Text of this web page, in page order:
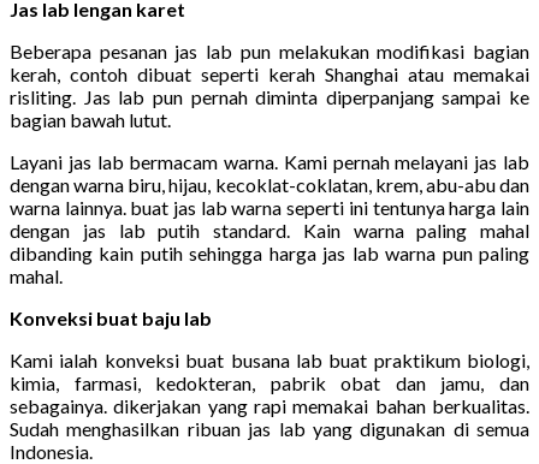
Jas lab lengan karet
Beberapa pesanan jas lab pun melakukan modifikasi bagian
kerah, contoh dibuat seperti kerah Shanghai atau memakai
risliting. Jas lab pun pernah diminta diperpanjang sampai ke
bagian bawah lutut.
Layani jas lab bermacam warna. Kami pernah melayani jas lab
dengan warna biru, hijau, kecoklat-coklatan, krem, abu-abu dan
warna lainnya. buat jas lab warna seperti ini tentunya harga lain
dengan jas lab putih standard. Kain warna paling mahal
dibanding kain putih sehingga harga jas lab warna pun paling
mahal.
Konveksi buat baju lab
Kami ialah konveksi buat busana lab buat praktikum biologi,
kimia, farmasi, kedokteran, pabrik obat dan jamu, dan
sebagainya. dikerjakan yang rapi memakai bahan berkualitas.
Sudah menghasilkan ribuan jas lab yang digunakan di semua
Indonesia.